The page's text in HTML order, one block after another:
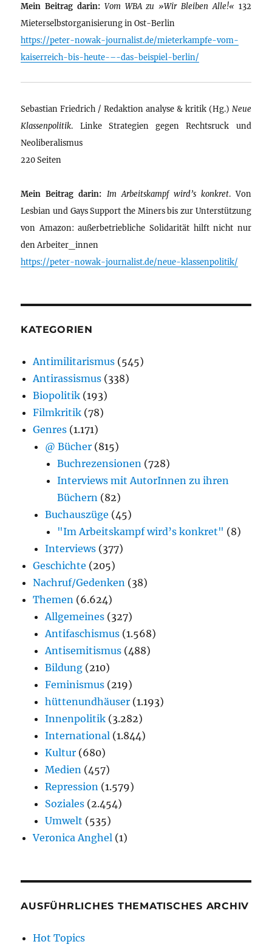
Mein Beitrag darin: Vom WBA zu »Wir Bleiben Alle!« 132
Mieterselbstorganisierung in Ost-Berlin
https://peter-nowak-journalist.de/mieterkampfe-vom-
kaiserreich-bis-heute-–-das-beispiel-berlin/
Sebastian Friedrich / Redaktion analyse & kritik (Hg.) Neue
Klassenpolitik. Linke Strategien gegen Rechtsruck und
Neoliberalismus
220 Seiten
Mein Beitrag darin: Im Arbeitskampf wird’s konkret. Von
Lesbian und Gays Support the Miners bis zur Unterstützung
von Amazon: außerbetriebliche Solidarität hilft nicht nur
den Arbeiter_innen
https://peter-nowak-journalist.de/neue-klassenpolitik/
KATEGORIEN
Antimilitarismus (545)
Antirassismus (338)
Biopolitik (193)
Filmkritik (78)
Genres (1.171)
@ Bücher (815)
Buchrezensionen (728)
Interviews mit AutorInnen zu ihren
Büchern (82)
Buchauszüge (45)
"Im Arbeitskampf wird’s konkret" (8)
Interviews (377)
Geschichte (205)
Nachruf/Gedenken (38)
Themen (6.624)
Allgemeines (327)
Antifaschismus (1.568)
Antisemitismus (488)
Bildung (210)
Feminismus (219)
hüttenundhäuser (1.193)
Innenpolitik (3.282)
International (1.844)
Kultur (680)
Medien (457)
Repression (1.579)
Soziales (2.454)
Umwelt (535)
Veronica Anghel (1)
AUSFÜHRLICHES THEMATISCHES ARCHIV
Hot Topics